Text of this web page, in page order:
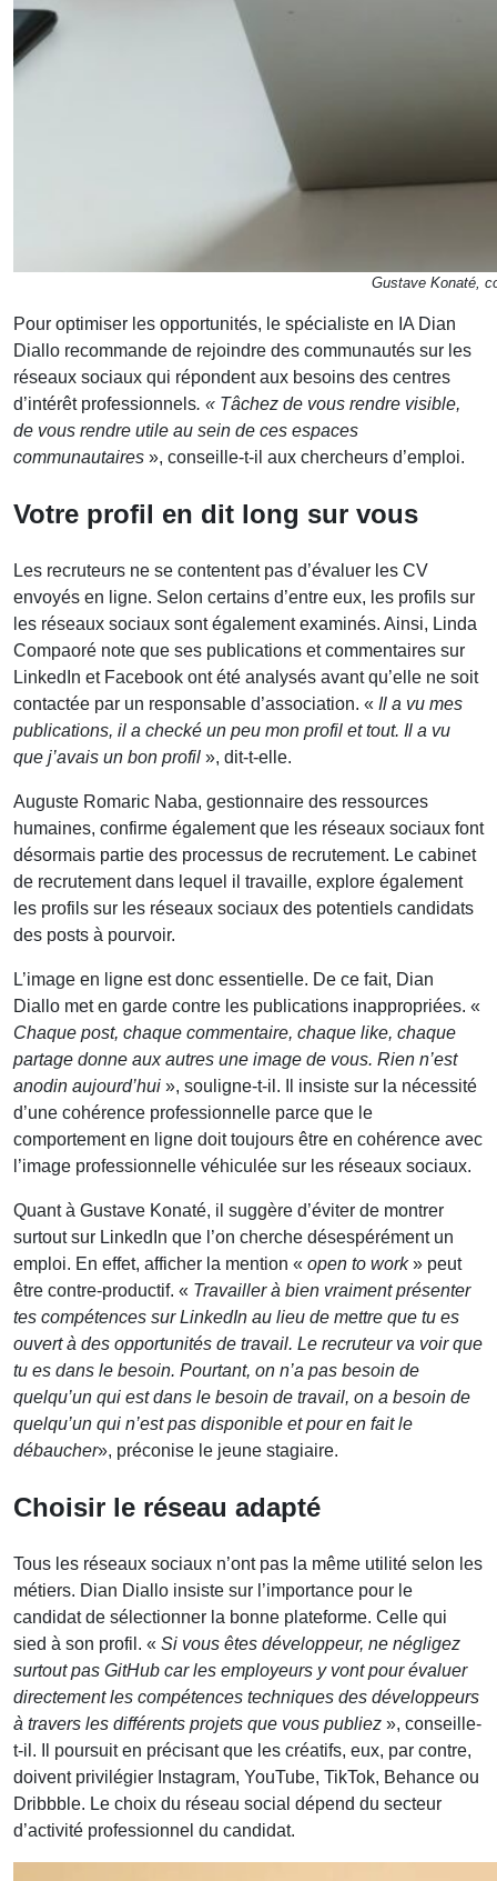
Gustave Konaté,
Pour optimiser les opportunités, le spécialiste en IA Dian
Diallo recommande de rejoindre des communautés sur les
réseaux sociaux qui répondent aux besoins des centres
d’intérêt professionnels. « Tâchez de vous rendre visible,
de vous rendre utile au sein de ces espaces
communautaires », conseille-t-il aux chercheurs d’emploi.
Votre profil en dit long sur vous
Les recruteurs ne se contentent pas d’évaluer les CV
envoyés en ligne. Selon certains d’entre eux, les profils sur
les réseaux sociaux sont également examinés. Ainsi, Linda
Compaoré note que ses publications et commentaires sur
LinkedIn et Facebook ont été analysés avant qu’elle ne soit
contactée par un responsable d’association. « Il a vu mes
publications, il a checké un peu mon profil et tout. Il a vu
que j’avais un bon profil », dit-t-elle.
Auguste Romaric Naba, gestionnaire des ressources
humaines, confirme également que les réseaux sociaux font
désormais partie des processus de recrutement. Le cabinet
de recrutement dans lequel il travaille, explore également
les profils sur les réseaux sociaux des potentiels candidats
des posts à pourvoir.
L’image en ligne est donc essentielle. De ce fait, Dian
Diallo met en garde contre les publications inappropriées. «
Chaque post, chaque commentaire, chaque like, chaque
partage donne aux autres une image de vous. Rien n’est
anodin aujourd’hui », souligne-t-il. Il insiste sur la nécessité
d’une cohérence professionnelle parce que le
comportement en ligne doit toujours être en cohérence avec
l’image professionnelle véhiculée sur les réseaux sociaux.
Quant à Gustave Konaté, il suggère d’éviter de montrer
surtout sur LinkedIn que l’on cherche désespérément un
emploi. En effet, afficher la mention « open to work» peut
être contre-productif. « Travailler à bien vraiment présenter
tes compétences sur LinkedIn au lieu de mettre que tu es
ouvert à des opportunités de travail. Le recruteur va voir que
tu es dans le besoin. Pourtant, on n’a pas besoin de
quelqu’un qui est dans le besoin de travail, on a besoin de
quelqu’un qui n’est pas disponible et pour en fait le
débaucher», préconise le jeune stagiaire.
Choisir le réseau adapté
Tous les réseaux sociaux n’ont pas la même utilité selon les
métiers. Dian Diallo insiste sur l’importance pour le
candidat de sélectionner la bonne plateforme. Celle qui
sied à son profil. « Si vous êtes développeur, ne négligez
surtout pas GitHub car les employeurs y vont pour évaluer
directement les compétences techniques des développeurs
à travers les différents projets que vous publiez », conseille-
t-il. Il poursuit en précisant que les créatifs, eux, par contre,
doivent privilégier Instagram, YouTube, TikTok, Behance ou
Dribbble. Le choix du réseau social dépend du secteur
d’activité professionnel du candidat.